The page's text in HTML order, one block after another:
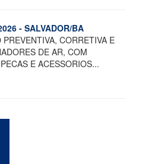
- SALVADOR/BA
CORRETIVA E
DE AR, COM
E ACESSORIOS...